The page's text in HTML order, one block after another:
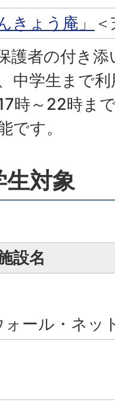
きょう庵」
護者の付き
中学生まで
時～22時ま
です。
対象
設名
ォール・ネッ